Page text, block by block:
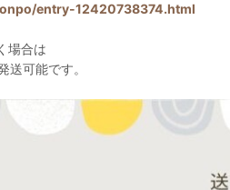
entry-12420738374.html
場合は
送可能です。